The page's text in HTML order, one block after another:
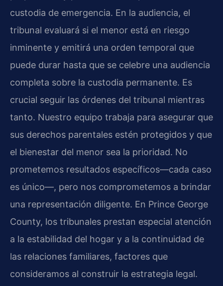
custodia de emergencia. En la audiencia, el
tribunal evaluará si el menor está en riesgo
inminente y emitirá una orden temporal que
puede durar hasta que se celebre una audiencia
completa sobre la custodia permanente. Es
crucial seguir las órdenes del tribunal mientras
tanto. Nuestro equipo trabaja para asegurar que
sus derechos parentales estén protegidos y que
el bienestar del menor sea la prioridad. No
prometemos resultados específicos—cada caso
es único—, pero nos comprometemos a brindar
una representación diligente. En Prince George
County, los tribunales prestan especial atención
a la estabilidad del hogar y a la continuidad de
las relaciones familiares, factores que
consideramos al construir la estrategia legal.